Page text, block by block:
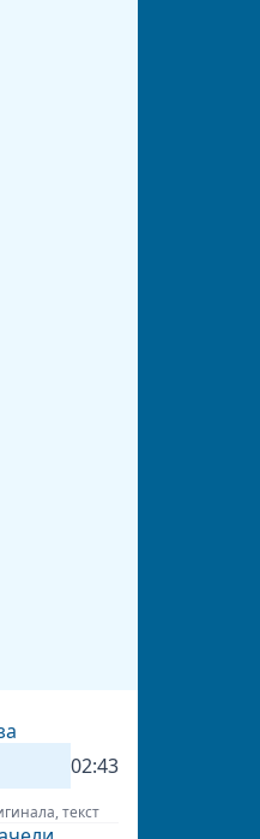
02:43
текст